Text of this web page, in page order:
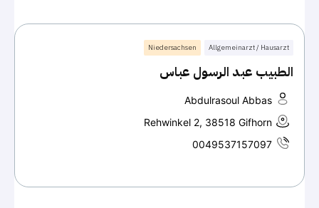
Allgemeinarzt / Hausarzt
Niedersachsen
الطبيب عبد الرسول عباس
Abdulrasoul Abbas
Rehwinkel 2, 38518 Gifhorn
0049537157097